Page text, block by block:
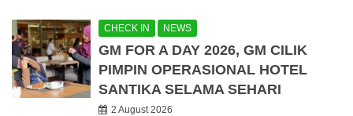
CHECK IN NEWS
GM FOR A DAY 2026, GM CILIK
PIMPIN OPERASIONAL HOTEL
SANTIKA SELAMA SEHARI
2 August 2026